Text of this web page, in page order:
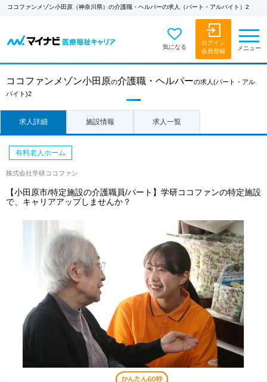
ココファンメゾン小田原（神奈川県）の介護職・ヘルパーの求人（パート・アルバイト）2
気になる
ログイン
会員登録
メニュー
ココファンメゾン小田原の介護職・ヘルパーの求人 (パート・アル
バイト)2
求人詳細 施設情報 求人一覧
有料老人ホーム
株式会社学研ココファン
【小田原市/特定施設の介護職員/パート】学研ココファンの特定施設
で、キャリアアップしませんか？